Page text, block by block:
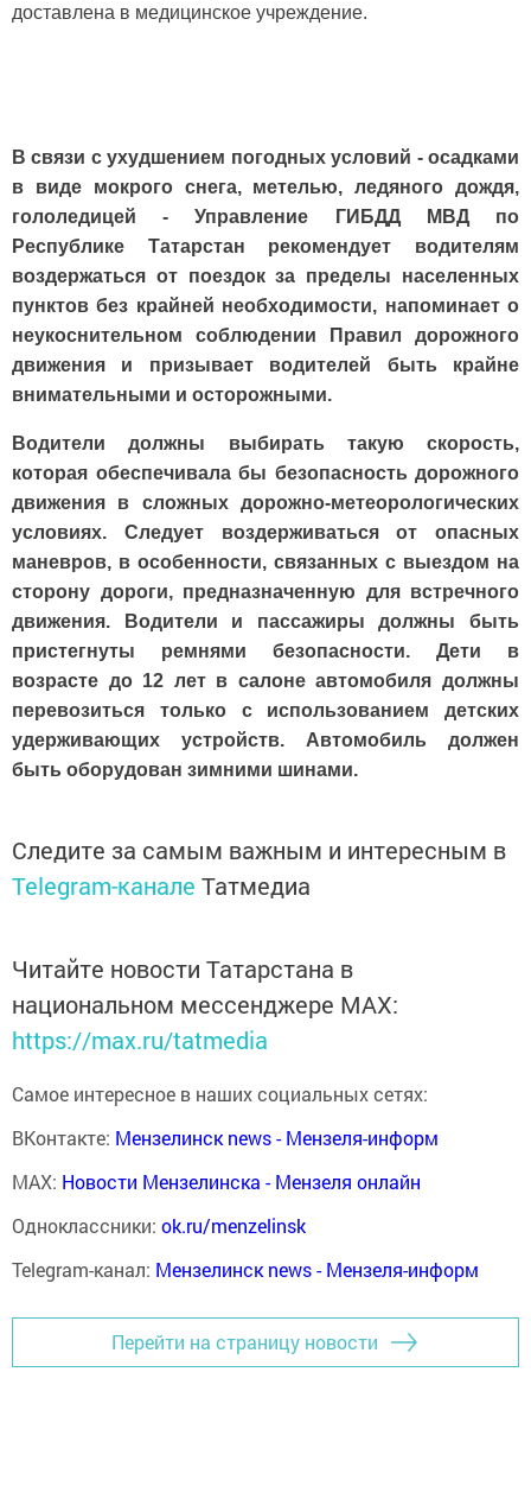
доставлена в медицинское учреждение.
В связи с ухудшением погодных условий - осадками
в виде мокрого снега, метелью, ледяного дождя,
гололедицей - Управление ГИБДД МВД по
Республике Татарстан рекомендует водителям
воздержаться от поездок за пределы населенных
пунктов без крайней необходимости, напоминает о
неукоснительном соблюдении Правил дорожного
движения и призывает водителей быть крайне
внимательными и осторожными.
Водители должны выбирать такую скорость,
которая обеспечивала бы безопасность дорожного
движения в сложных дорожно-метеорологических
условиях. Следует воздерживаться от опасных
маневров, в особенности, связанных с выездом на
сторону дороги, предназначенную для встречного
движения. Водители и пассажиры должны быть
пристегнуты ремнями безопасности. Дети в
возрасте до 12 лет в салоне автомобиля должны
перевозиться только с использованием детских
удерживающих устройств. Автомобиль должен
быть оборудован зимними шинами.
Следите за самым важным и интересным в
Telegram-канале Татмедиа
Читайте новости Татарстана в
национальном мессенджере MАХ:
https://max.ru/tatmedia
Самое интересное в наших социальных сетях:
ВКонтакте: Мензелинск news - Мензеля-информ
MAX: Новости Мензелинска - Мензеля онлайн
Одноклассники: ok.ru/menzelinsk
Telegram-канал: Мензелинск news - Мензеля-информ
Перейти на страницу новости